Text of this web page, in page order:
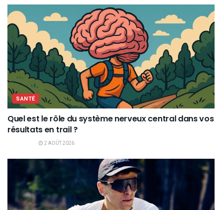
SANTÉ
Quel est le rôle du système nerveux central dans vos
résultats en trail ?
2 AOÛT 2026